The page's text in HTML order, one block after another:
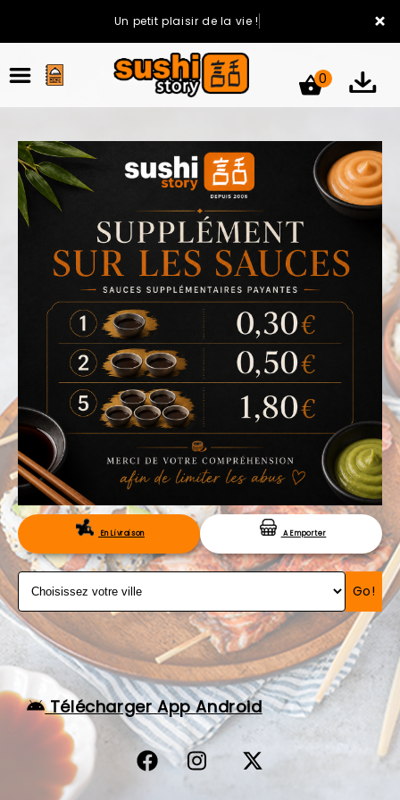
×
Un petit plaisir de la vie !
ACCUEIL
LA CARTE
VOTRE COMPTE
NOTRE RESTAURANT
VOS AVIS
MENTIONS LÉGALES
C.G.V
RÉSERVATION
0
En Livraison A Emporter
Go!
Télécharger App Android